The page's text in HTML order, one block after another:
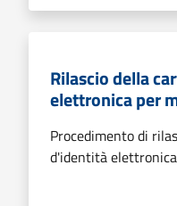
Rilascio della
elettronica per
Procedimento di
d'identità